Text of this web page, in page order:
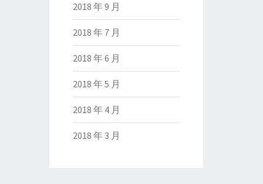
2018 年 9 月
2018 年 7 月
2018 年 6 月
2018 年 5 月
2018 年 4 月
2018 年 3 月